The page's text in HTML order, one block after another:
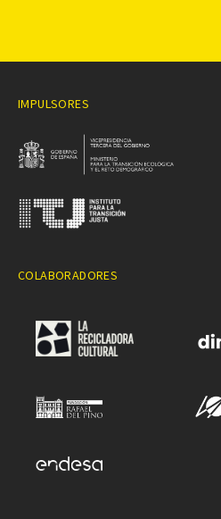
IMPULSORES
COLABORADORES